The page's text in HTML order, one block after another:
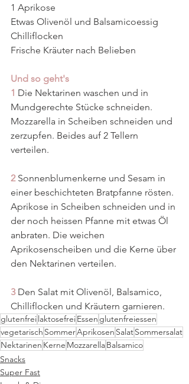
1 Aprikose
Etwas Olivenöl und Balsamicoessig
Chilliflocken
Frische Kräuter nach Belieben
Und so geht's
1 Die Nektarinen waschen und in
Mundgerechte Stücke schneiden.
Mozzarella in Scheiben schneiden und
zerzupfen. Beides auf 2 Tellern
verteilen.
2 Sonnenblumenkerne und Sesam in
einer beschichteten Bratpfanne rösten.
Aprikose in Scheiben schneiden und in
der noch heissen Pfanne mit etwas Öl
anbraten. Die weichen
Aprikosenscheiben und die Kerne über
den Nektarinen verteilen.
3 Den Salat mit Olivenöl, Balsamico,
Chilliflocken und Kräutern garnieren.
glutenfreilaktosefreiEssen glutenfreiessen
vegetarisch SommerAprikosen SalatSommersalat
Nektarinen Kerne MozzarellaBalsamico
Snacks
Super Fast